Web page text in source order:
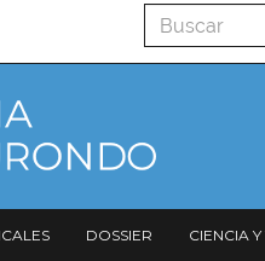
Buscar
DOSSIER CIENCIA